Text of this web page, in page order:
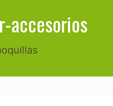
accesorios